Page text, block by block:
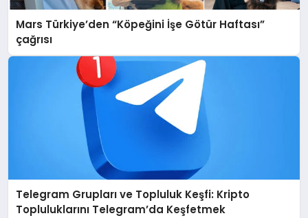
Mars Türkiye’den “Köpeğini İşe Götür Haftası”
çağrısı
Telegram Grupları ve Topluluk Keşfi: Kripto
Topluluklarını Telegram’da Keşfetmek